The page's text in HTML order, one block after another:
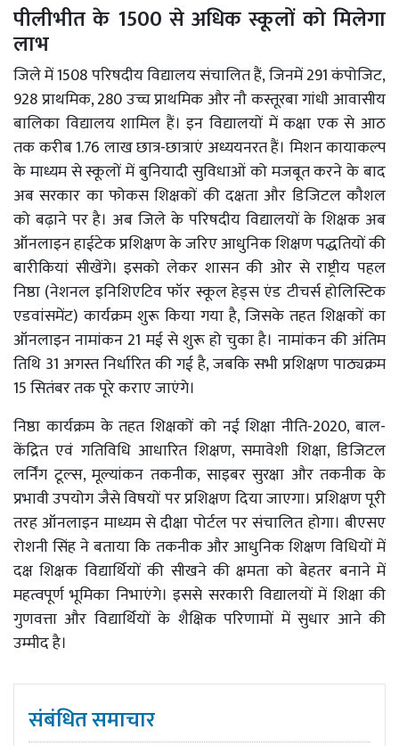
पीलीभीत के 1500 से अधिक स्कूलों को मिलेगा
लाभ
जिले में 1508 परिषदीय विद्यालय संचालित हैं, जिनमें 291 कंपोजिट,
928 प्राथमिक, 280 उच्च प्राथमिक और नौ कस्तूरबा गांधी आवासीय
बालिका विद्यालय शामिल हैं। इन विद्यालयों में कक्षा एक से आठ
तक करीब 1.76 लाख छात्र-छात्राएं अध्ययनरत हैं। मिशन कायाकल्प
के माध्यम से स्कूलों में बुनियादी सुविधाओं को मजबूत करने के बाद
अब सरकार का फोकस शिक्षकों की दक्षता और डिजिटल कौशल
को बढ़ाने पर है। अब जिले के परिषदीय विद्यालयों के शिक्षक अब
ऑनलाइन हाईटेक प्रशिक्षण के जरिए आधुनिक शिक्षण पद्धतियों की
बारीकियां सीखेंगे। इसको लेकर शासन की ओर से राष्ट्रीय पहल
निष्ठा (नेशनल इनिशिएटिव फॉर स्कूल हेड्स एंड टीचर्स होलिस्टिक
एडवांसमेंट) कार्यक्रम शुरू किया गया है, जिसके तहत शिक्षकों का
ऑनलाइन नामांकन 21 मई से शुरू हो चुका है। नामांकन की अंतिम
तिथि 31 अगस्त निर्धारित की गई है, जबकि सभी प्रशिक्षण पाठ्यक्रम
15 सितंबर तक पूरे कराए जाएंगे।
निष्ठा कार्यक्रम के तहत शिक्षकों को नई शिक्षा नीति-2020, बाल-
केंद्रित एवं गतिविधि आधारित शिक्षण, समावेशी शिक्षा, डिजिटल
लर्निंग टूल्स, मूल्यांकन तकनीक, साइबर सुरक्षा और तकनीक के
प्रभावी उपयोग जैसे विषयों पर प्रशिक्षण दिया जाएगा। प्रशिक्षण पूरी
तरह ऑनलाइन माध्यम से दीक्षा पोर्टल पर संचालित होगा। बीएसए
रोशनी सिंह ने बताया कि तकनीक और आधुनिक शिक्षण विधियों में
दक्ष शिक्षक विद्यार्थियों की सीखने की क्षमता को बेहतर बनाने में
महत्वपूर्ण भूमिका निभाएंगे। इससे सरकारी विद्यालयों में शिक्षा की
गुणवत्ता और विद्यार्थियों के शैक्षिक परिणामों में सुधार आने की
उम्मीद है।
संबंधित समाचार